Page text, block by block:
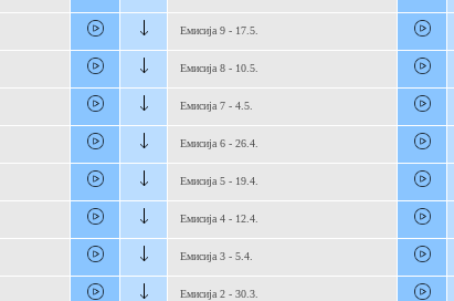
Емисија 9 - 17.5.
Емисија 8 - 10.5.
Емисија 7 - 4.5.
Емисија 6 - 26.4.
Емисија 5 - 19.4.
Емисија 4 - 12.4.
Емисија 3 - 5.4.
Емисија 2 - 30.3.